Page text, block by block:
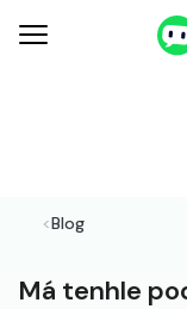
<Blog
Má tenhle